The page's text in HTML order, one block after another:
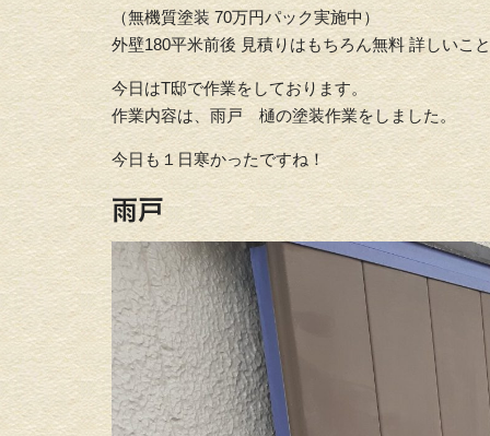
（無機質塗装 70万円パック実施中）
外壁180平米前後 見積りはもちろん無料 詳しいこ
今日はT邸で作業をしております。
作業内容は、雨戸 樋の塗装作業をしました。
今日も１日寒かったですね！
雨戸